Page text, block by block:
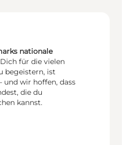
nationale
Dich für die vielen
begeistern, ist
und wir hoffen, dass
die du
kannst.